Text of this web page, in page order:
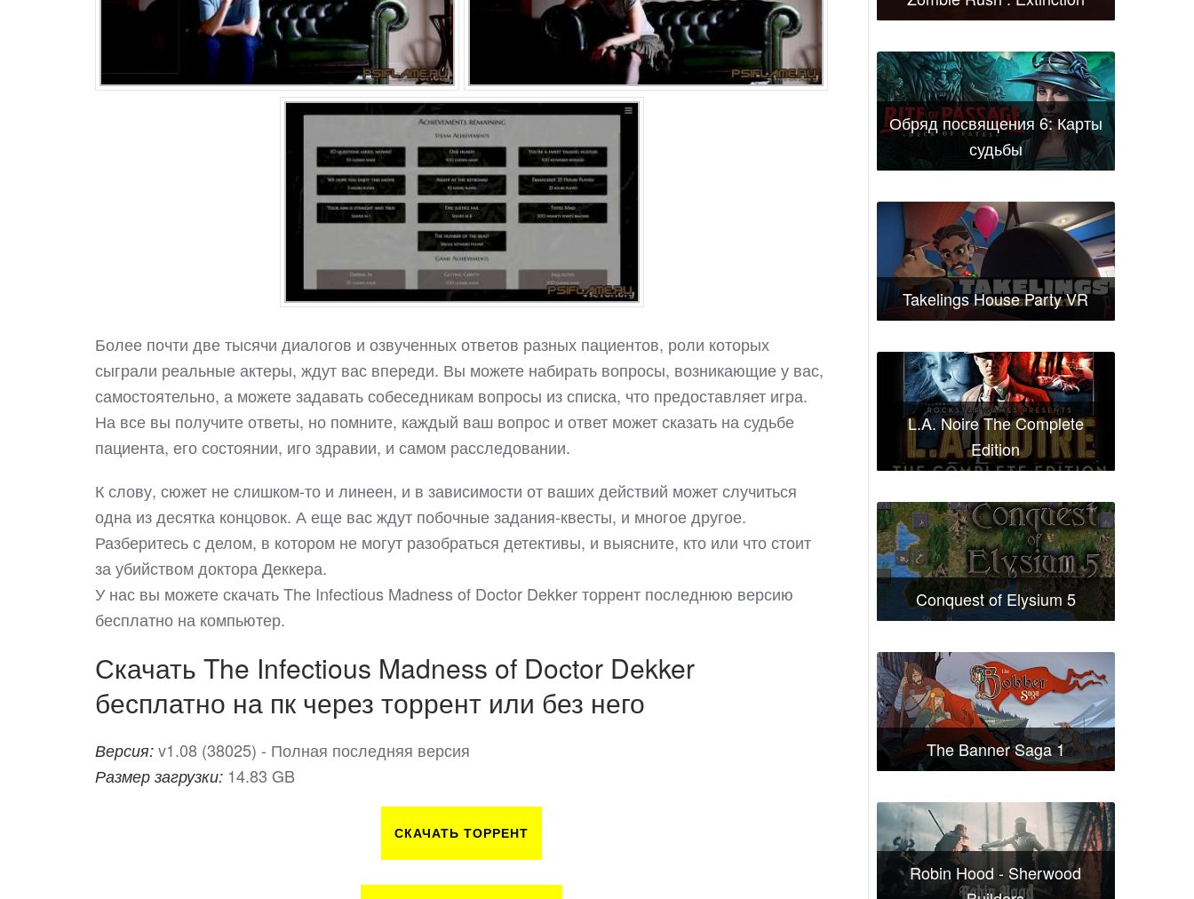
Более почти две тысячи диалогов и озвученных ответов разных пациентов, роли которых
сыграли реальные актеры, ждут вас впереди. Вы можете набирать вопросы, возникающие у вас,
самостоятельно, а можете задавать собеседникам вопросы из списка, что предоставляет игра.
На все вы получите ответы, но помните, каждый ваш вопрос и ответ может сказать на судьбе
пациента, его состоянии, иго здравии, и самом расследовании.
К слову, сюжет не слишком-то и линеен, и в зависимости от ваших действий может случиться
одна из десятка концовок. А еще вас ждут побочные задания-квесты, и многое другое.
Разберитесь с делом, в котором не могут разобраться детективы, и выясните, кто или что стоит
за убийством доктора Деккера.
У нас вы можете скачать The Infectious Madness of Doctor Dekker торрент последнюю версию
бесплатно на компьютер.
Скачать The Infectious Madness of Doctor Dekker
бесплатно на пк через торрент или без него
Версия: v1.08 (38025) - Полная последняя версия
Размер загрузки: 14.83 GB
СКАЧАТЬ ТОРРЕНТ
Обряд посвящения 6: Карты
судьбы
Takelings House Party VR
L.A. Noire The Complete
Edition
Conquest of Elysium 5
The Banner Saga 1
Robin Hood - Sherwood